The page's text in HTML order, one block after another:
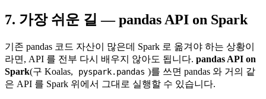
7. 가장 쉬운 길 — pandas API on Spark
기존 pandas 코드 자산이 많은데 Spark 로 옮겨야 하는 상황이
라면, API 를 전부 다시 배우지 않아도 됩니다. pandas API on
Spark(구 Koalas, pyspark.pandas )를 쓰면 pandas 와 거의 같
은 API 를 Spark 위에서 그대로 실행할 수 있습니다.